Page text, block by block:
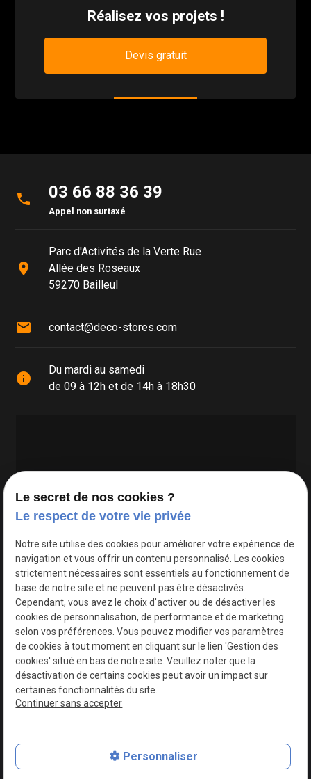
Réalisez vos projets !
Devis gratuit
phone 03 66 88 36 39
Appel non surtaxé
place
Parc d'Activités de la Verte Rue
Allée des Roseaux
59270 Bailleul
mail contact@deco-stores.com
info
Du mardi au samedi
de 09 à 12h et de 14h à 18h30
Google Maps Search API est désactivé.
Plan du site
Le secret de nos cookies ?
Le respect de votre vie privée
Notre site utilise des cookies pour améliorer votre expérience de
navigation et vous offrir un contenu personnalisé. Les cookies
strictement nécessaires sont essentiels au fonctionnement de
base de notre site et ne peuvent pas être désactivés.
Cependant, vous avez le choix d'activer ou de désactiver les
cookies de personnalisation, de performance et de marketing
selon vos préférences. Vous pouvez modifier vos paramètres
de cookies à tout moment en cliquant sur le lien 'Gestion des
cookies' situé en bas de notre site. Veuillez noter que la
désactivation de certains cookies peut avoir un impact sur
certaines fonctionnalités du site.
Continuer sans accepter
Personnaliser